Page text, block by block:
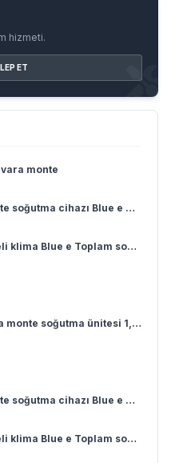
hizmeti.
ET
monte
TopTherm, duvara monte soğutma cihazı Blue e 0,3 - 4 kW
TopTherm, tavan monteli klima Blue e Toplam soğutma gücü 0,50 - 4,00 kW
Blue e+ Dynamic duvara monte soğutma ünitesi 1,0 kW – 2,6 kW
TopTherm, duvara monte soğutma cihazı Blue e 0,3 - 4 kW
TopTherm, tavan monteli klima Blue e Toplam soğutma gücü 0,50 - 4,00 kW